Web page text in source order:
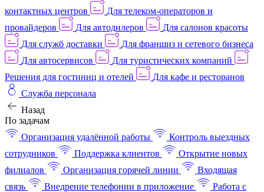
контактных центров
Для телеком-операторов и
провайдеров
Для автодилеров
Для салонов красоты
Для служб доставки
Для франшиз и сетевого бизнеса
Для автосервисов
Для туристических компаний
Решения для гостиниц и отелей
Для кафе и ресторанов
Служба персонала
Назад
По задачам
Организация удалённой работы
Контроль выездных
сотрудников
Поддержка клиентов
Открытие новых
филиалов
Организация горячей линии
Входящая
связь
Внедрение телефонии в приложение
Работа с